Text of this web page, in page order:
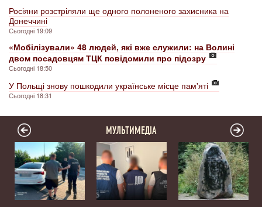
Росіяни розстріляли ще одного полоненого захисника на
Донеччині
Сьогодні 19:09
«Мобілізували» 48 людей, які вже служили: на Волині
двом посадовцям ТЦК повідомили про підозру
Сьогодні 18:50
У Польщі знову пошкодили українське місце пам'яті
Сьогодні 18:31
МУЛЬТИМЕДІА